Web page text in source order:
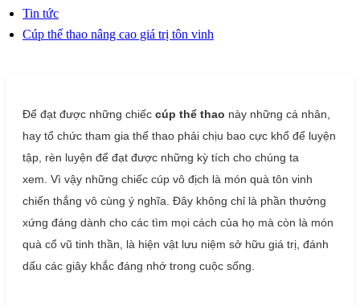
Tin tức
Cúp thể thao nâng cao giá trị tôn vinh
Để đạt được những chiếc cúp thể thao này những cá nhân,
hay tổ chức tham gia thể thao phải chịu bao cực khổ để luyện
tập, rèn luyện để đạt được những kỳ tích cho chúng ta
xem. Vì vậy những chiếc cúp vô địch là món quà tôn vinh
chiến thắng vô cùng ý nghĩa. Đây không chỉ là phần thưởng
xứng đáng dành cho các tìm mọi cách của họ mà còn là món
quà cổ vũ tinh thần, là hiện vật lưu niệm sở hữu giá trị, đánh
dấu các giây khắc đáng nhớ trong cuộc sống.